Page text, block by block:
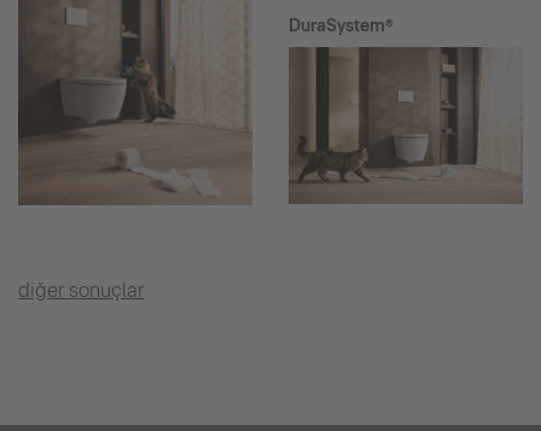
DuraSystem®
diğer sonuçlar